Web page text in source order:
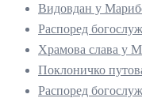
Видовдан у
Распоред
Храмова слава у
Поклоничко
Распоред